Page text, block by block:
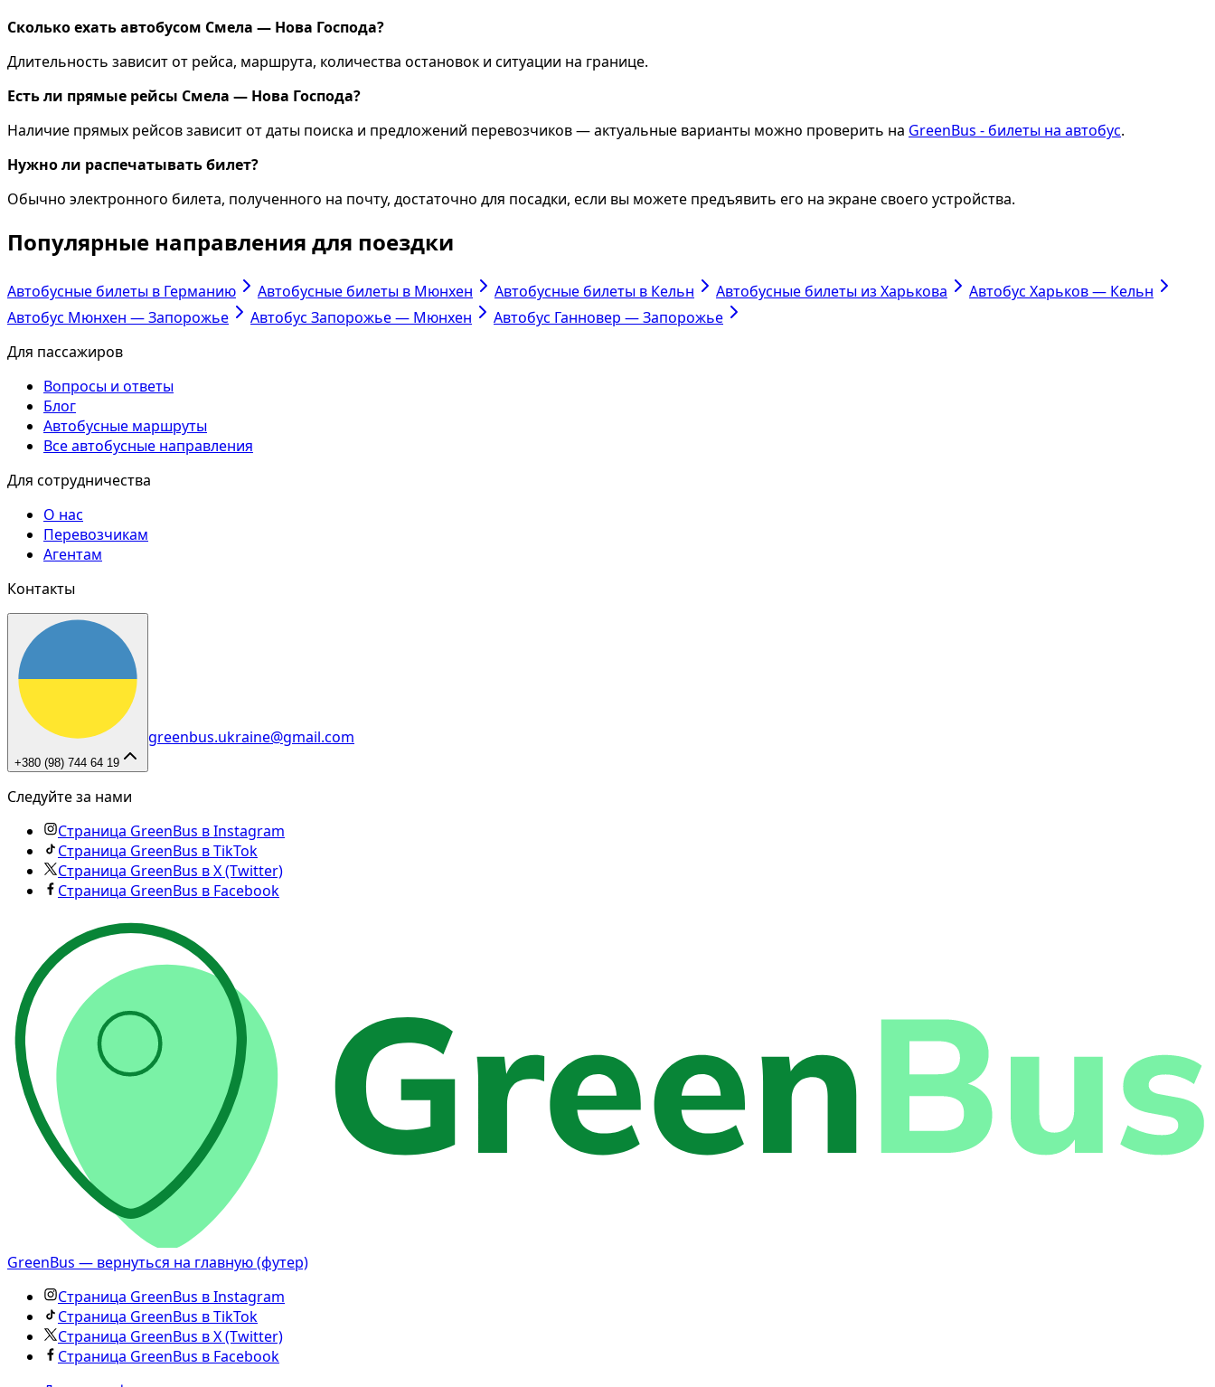
Сколько ехать автобусом Смела — Нова Господа?
Длительность зависит от рейса, маршрута, количества остановок и ситуации на границе.
Есть ли прямые рейсы Смела — Нова Господа?
Наличие прямых рейсов зависит от даты поиска и предложений перевозчиков — актуальные варианты можно проверить на GreenBus - билеты на автобус.
Нужно ли распечатывать билет?
Обычно электронного билета, полученного на почту, достаточно для посадки, если вы можете предъявить его на экране своего устройства.
Популярные направления для поездки
Автобусные билеты в Германию Автобусные билеты в Мюнхен Автобусные билеты в Кельн Автобусные билеты из Харькова
Автобус Харьков — Кельн
Автобус Мюнхен — Запорожье
Автобус Запорожье — Мюнхен
Автобус Ганновер — Запорожье
Для пассажиров
Вопросы и ответы
Блог
Автобусные маршруты
Все автобусные направления
Для сотрудничества
О нас
Перевозчикам
Агентам
Контакты
+380 (98) 744 64 19
greenbus.ukraine@gmail.com
Следуйте за нами
Страница GreenBus в Instagram
Страница GreenBus в TikTok
Страница GreenBus в X (Twitter)
Страница GreenBus в Facebook
GreenBus — вернуться на главную (футер)
Страница GreenBus в Instagram
Страница GreenBus в TikTok
Страница GreenBus в X (Twitter)
Страница GreenBus в Facebook